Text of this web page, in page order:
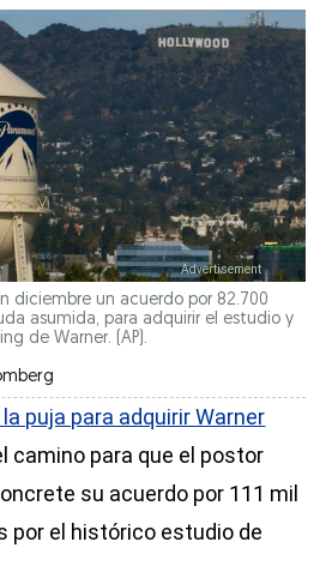
diciembre un acuerdo por 82.700
asumida, para adquirir el estudio y
de Warner. (AP).
puja para adquirir Warner
camino para que el postor
su acuerdo por 111 mil
por el histórico estudio de